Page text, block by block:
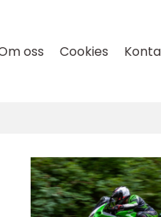
oss Cookies